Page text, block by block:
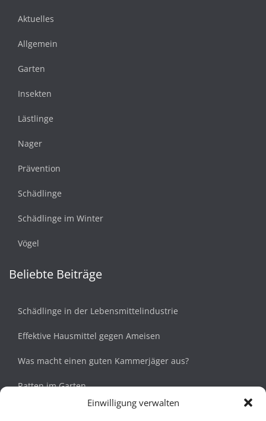
Einwilligung verwalten
Aktuelles
Allgemein
Garten
Insekten
Lästlinge
Nager
Prävention
Schädlinge
Schädlinge im Winter
Vögel
Beliebte Beiträge
Schädlinge in der Lebensmittelindustrie
Effektive Hausmittel gegen Ameisen
Was macht einen guten Kammerjäger aus?
Ratten im Garten